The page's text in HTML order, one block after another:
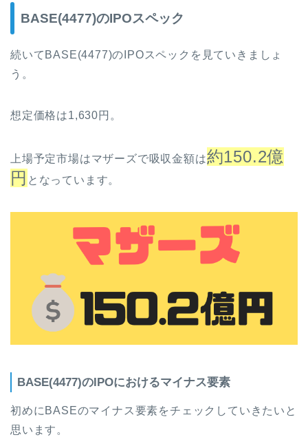
BASE(4477)のIPOスペック
続いてBASE(4477)のIPOスペックを見ていきましょ
う。
想定価格は1,630円。
上場予定市場はマザーズで吸収金額は約150.2億
円 となっています。
BASE(4477)のIPOにおけるマイナス要素
初めにBASEのマイナス要素をチェックしていきたいと
思います。